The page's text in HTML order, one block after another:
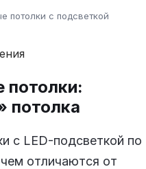
потолки с подсветкой
потолка
с LED-подсветкой по
отличаются от